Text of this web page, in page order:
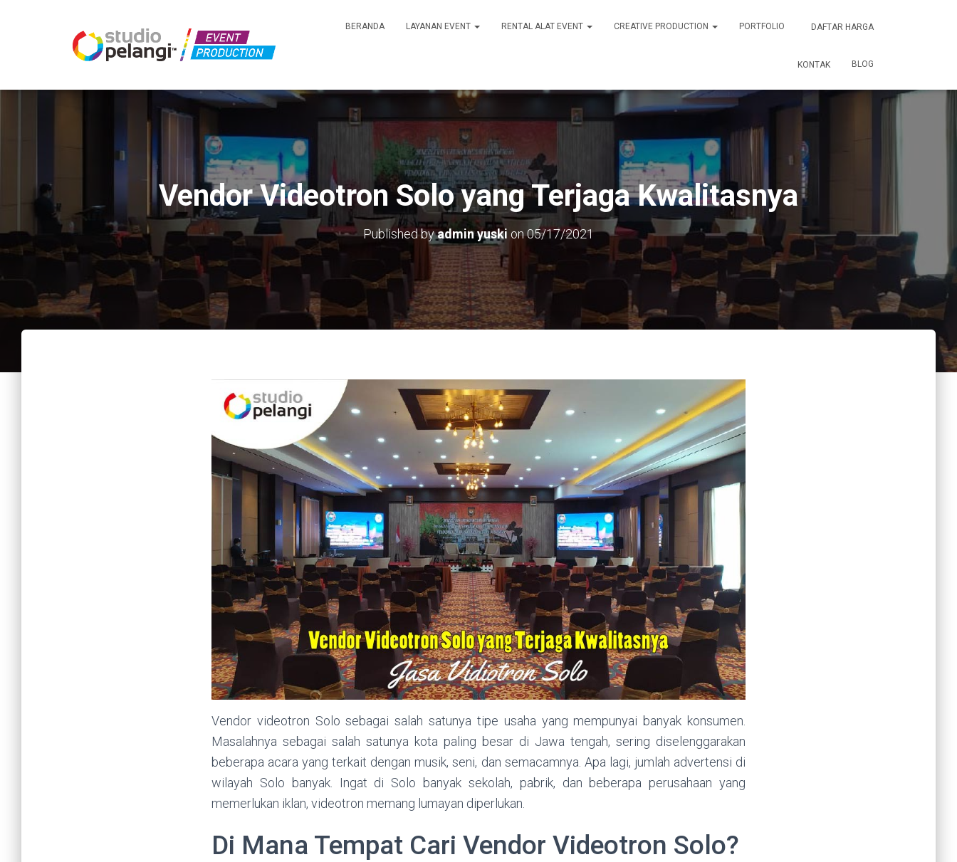
BERANDA LAYANAN EVENT RENTAL ALAT EVENT CREATIVE PRODUCTION PORTFOLIO DAFTAR HARGA
KONTAK BLOG
Vendor Videotron Solo yang Terjaga Kwalitasnya
Published byadmin yuski on05/17/2021
Vendor videotron Solo sebagai salah satunya tipe usaha yang mempunyai banyak konsumen.
Masalahnya sebagai salah satunya kota paling besar di Jawa tengah, sering diselenggarakan
beberapa acara yang terkait dengan musik, seni, dan semacamnya. Apa lagi, jumlah advertensi di
wilayah Solo banyak. Ingat di Solo banyak sekolah, pabrik, dan beberapa perusahaan yang
memerlukan iklan, videotron memang lumayan diperlukan.
Di Mana Tempat Cari Vendor Videotron Solo?